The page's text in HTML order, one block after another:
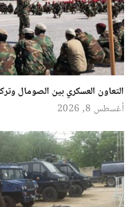
التعاون العسكري بين الصومال
أغسطس 8, 2026